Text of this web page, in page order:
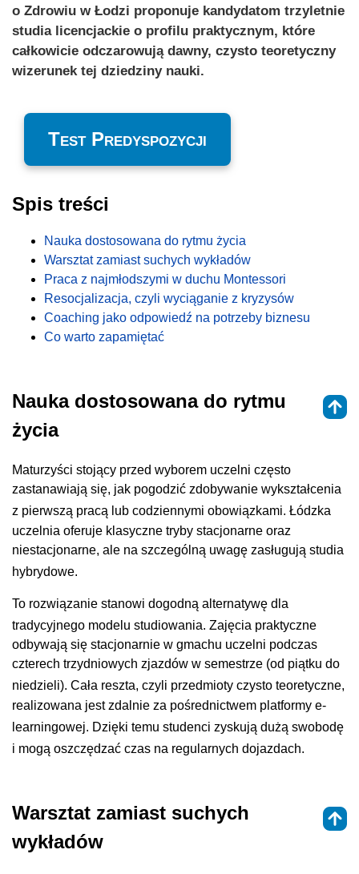
o Zdrowiu w Łodzi proponuje kandydatom trzyletnie
studia licencjackie o profilu praktycznym, które
całkowicie odczarowują dawny, czysto teoretyczny
wizerunek tej dziedziny nauki.
Test Predyspozycji
Spis treści
Nauka dostosowana do rytmu życia
Warsztat zamiast suchych wykładów
Praca z najmłodszymi w duchu Montessori
Resocjalizacja, czyli wyciąganie z kryzysów
Coaching jako odpowiedź na potrzeby biznesu
Co warto zapamiętać
Nauka dostosowana do rytmu
życia
Maturzyści stojący przed wyborem uczelni często
zastanawiają się, jak pogodzić zdobywanie wykształcenia
z pierwszą pracą lub codziennymi obowiązkami. Łódzka
uczelnia oferuje klasyczne tryby stacjonarne oraz
niestacjonarne, ale na szczególną uwagę zasługują studia
hybrydowe.
To rozwiązanie stanowi dogodną alternatywę dla
tradycyjnego modelu studiowania. Zajęcia praktyczne
odbywają się stacjonarnie w gmachu uczelni podczas
czterech trzydniowych zjazdów w semestrze (od piątku do
niedzieli). Cała reszta, czyli przedmioty czysto teoretyczne,
realizowana jest zdalnie za pośrednictwem platformy e-
learningowej. Dzięki temu studenci zyskują dużą swobodę
i mogą oszczędzać czas na regularnych dojazdach.
Warsztat zamiast suchych
wykładów